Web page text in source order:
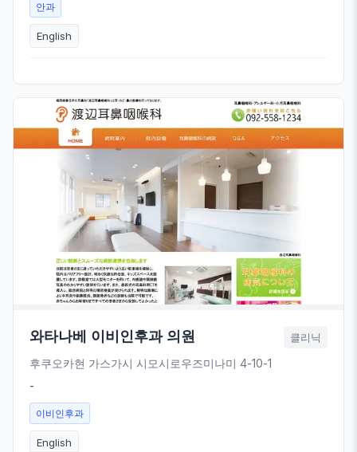
안과
English
와타나베 이비인후과 의원 클리닉
후쿠오카현 가스가시 시모시로우즈미나미 4-10-1
-
이비인후과
English